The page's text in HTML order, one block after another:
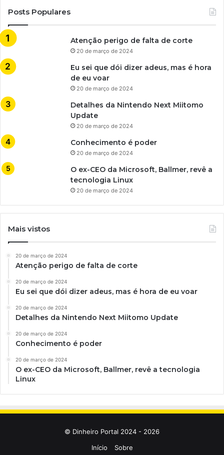
Posts Populares
Atenção perigo de falta de corte
20 de março de 2024
Eu sei que dói dizer adeus, mas é hora
de eu voar
20 de março de 2024
Detalhes da Nintendo Next Miitomo
Update
20 de março de 2024
Conhecimento é poder
20 de março de 2024
O ex-CEO da Microsoft, Ballmer, revê a
tecnologia Linux
20 de março de 2024
Mais vistos
20 de março de 2024
Atenção perigo de falta de corte
20 de março de 2024
Eu sei que dói dizer adeus, mas é hora de eu voar
20 de março de 2024
Detalhes da Nintendo Next Miitomo Update
20 de março de 2024
Conhecimento é poder
20 de março de 2024
O ex-CEO da Microsoft, Ballmer, revê a tecnologia
Linux
© Dinheiro Portal 2024 - 2026
Início
Sobre